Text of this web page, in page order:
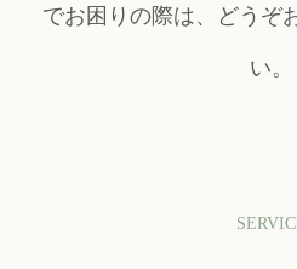
でお困りの際は、どうぞ
い。